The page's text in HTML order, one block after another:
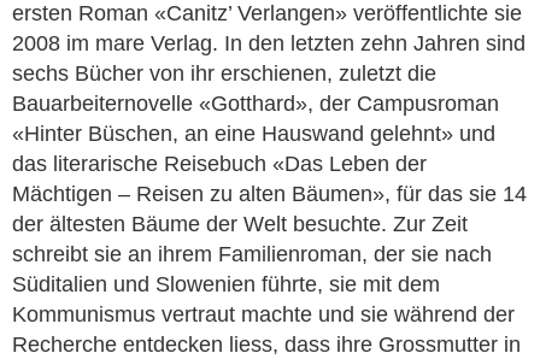
ersten Roman «Canitz’ Verlangen» veröffentlichte sie
2008 im mare Verlag. In den letzten zehn Jahren sind
sechs Bücher von ihr erschienen, zuletzt die
Bauarbeiternovelle «Gotthard», der Campusroman
«Hinter Büschen, an eine Hauswand gelehnt» und
das literarische Reisebuch «Das Leben der
Mächtigen – Reisen zu alten Bäumen», für das sie 14
der ältesten Bäume der Welt besuchte. Zur Zeit
schreibt sie an ihrem Familienroman, der sie nach
Süditalien und Slowenien führte, sie mit dem
Kommunismus vertraut machte und sie während der
Recherche entdecken liess, dass ihre Grossmutter in